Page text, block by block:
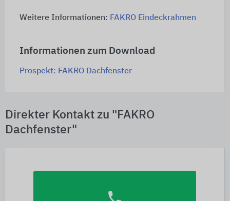
Weitere Informationen: FAKRO Eindeckrahmen
Informationen zum Download
Prospekt: FAKRO Dachfenster
Direkter Kontakt zu "FAKRO
Dachfenster"